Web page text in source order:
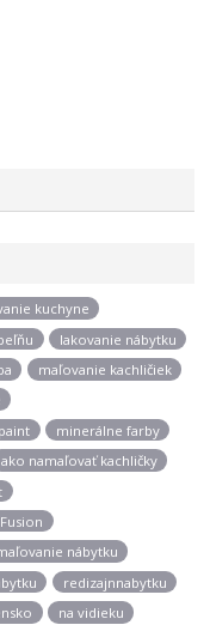
kuchyne
lakovanie nábytku
maľovanie kachličiek
minerálne farby
ako namaľovať kachličky
nábytku
redizajnnabytku
na vidieku